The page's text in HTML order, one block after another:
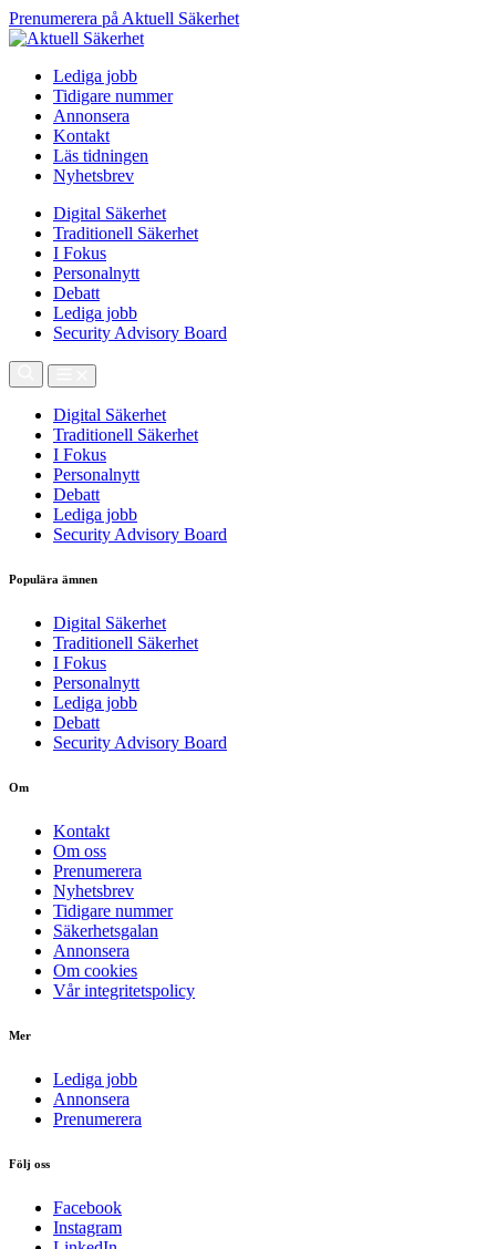
Prenumerera på Aktuell Säkerhet
Lediga jobb
Tidigare nummer
Annonsera
Kontakt
Läs tidningen
Nyhetsbrev
Digital Säkerhet
Traditionell Säkerhet
I Fokus
Personalnytt
Debatt
Lediga jobb
Security Advisory Board
Digital Säkerhet
Traditionell Säkerhet
I Fokus
Personalnytt
Debatt
Lediga jobb
Security Advisory Board
Populära ämnen
Digital Säkerhet
Traditionell Säkerhet
I Fokus
Personalnytt
Lediga jobb
Debatt
Security Advisory Board
Om
Kontakt
Om oss
Prenumerera
Nyhetsbrev
Tidigare nummer
Säkerhetsgalan
Annonsera
Om cookies
Vår integritetspolicy
Mer
Lediga jobb
Annonsera
Prenumerera
Följ oss
Facebook
Instagram